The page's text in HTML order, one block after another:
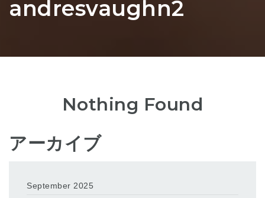
andresvaughn2
Nothing Found
アーカイブ
September 2025